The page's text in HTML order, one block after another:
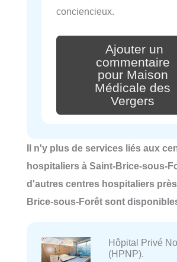
conciencieux.
Ajouter un
commentaire
pour Maison
Médicale des
Vergers
Il n'y plus de services liés aux
hospitaliers à Saint-Brice-sous-
d'autres centres hospitaliers
Brice-sous-Forêt sont
Hôpital Privé
(HPNP).